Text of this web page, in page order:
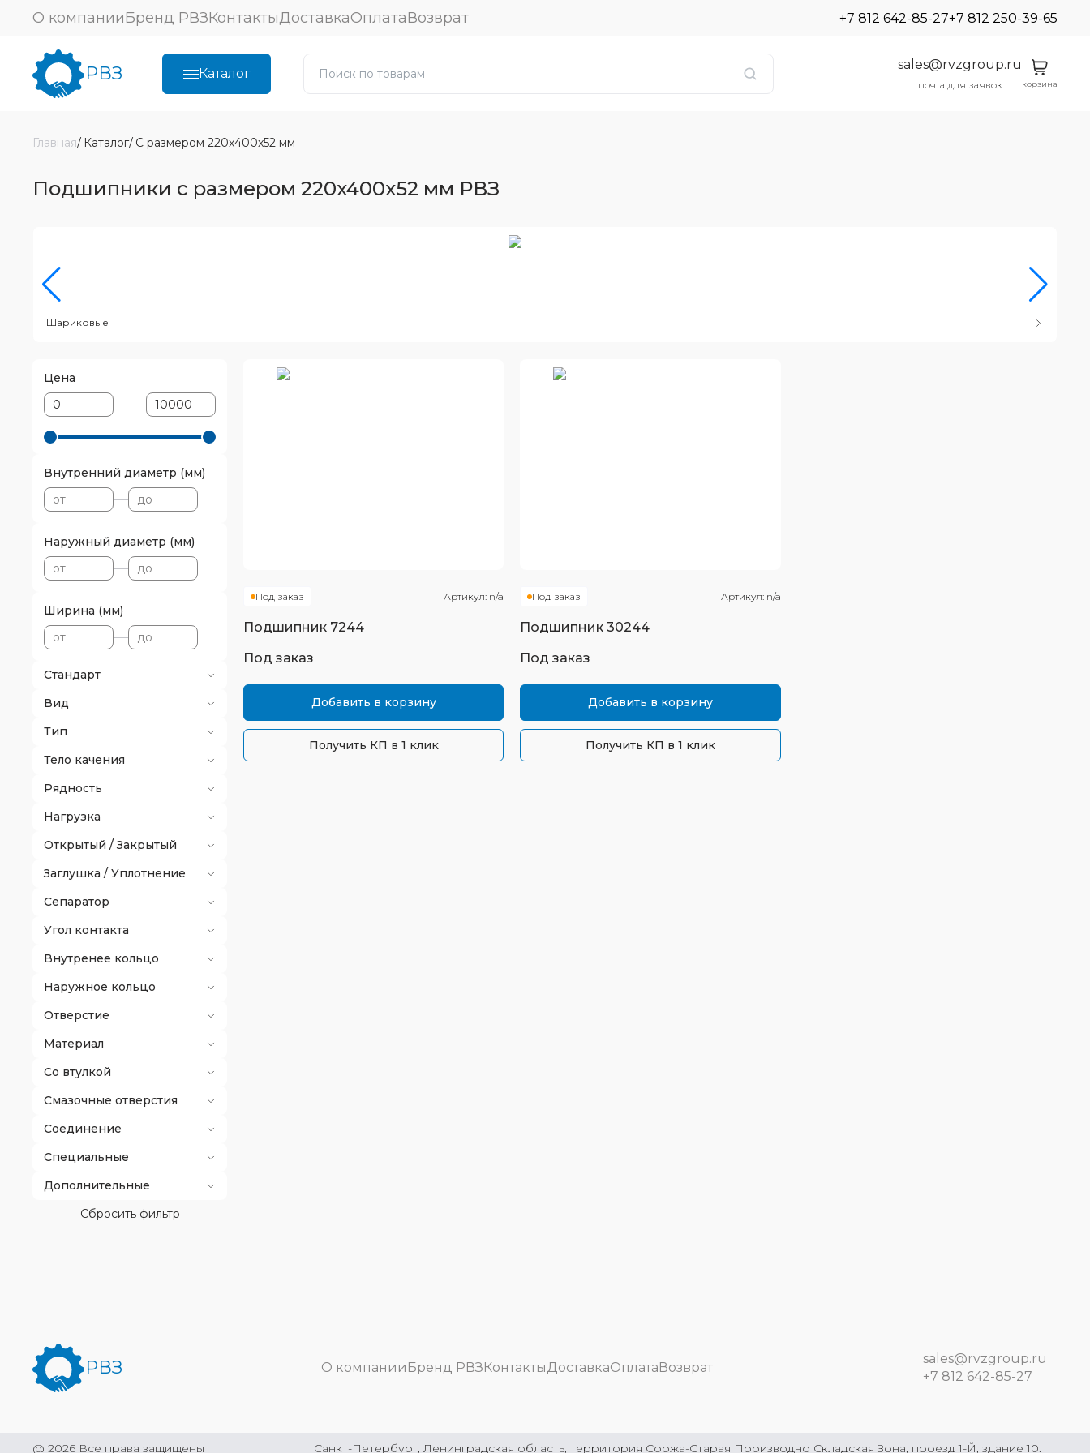
О компанииБренд РВЗКонтактыДоставкаОплатаВозврат +7 812 642-85-27+7 812 250-39-65
РВЗ Каталог
sales@rvzgroup.ru
почта для заявок корзина
Главная Каталог С размером 220x400x52 мм
Подшипники с размером 220x400x52 мм РВЗ
Шариковые
Цена
Внутренний диаметр (мм)
Наружный диаметр (мм)
Ширина (мм)
Стандарт
Вид
Тип
Тело качения
Рядность
Нагрузка
Открытый / Закрытый
Заглушка / Уплотнение
Сепаратор
Угол контакта
Внутренее кольцо
Наружное кольцо
Отверстие
Материал
Со втулкой
Смазочные отверстия
Соединение
Специальные
Дополнительные
Сбросить фильтр
Под заказ Артикул: n/a
Подшипник 7244
Под заказ
Добавить в корзину
Получить КП в 1 клик
Под заказ Артикул: n/a
Подшипник30244
Под заказ
Добавить в корзину
Получить КП в 1 клик
РВЗ О компании Бренд РВЗКонтактыДоставкаОплатаВозврат
sales@rvzgroup.ru
+7 812 642-85-27
@ 2026 Все права защищены Санкт-Петербург, Ленинградская область, территория Соржа-Старая Производно Складская Зона, проезд 1-Й, здание 10.